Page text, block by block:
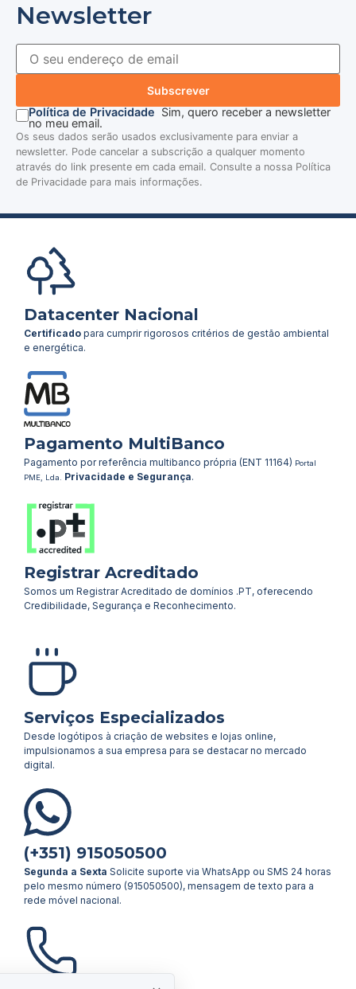
Newsletter
Subscrever
Política de Privacidade Sim, quero receber a newsletter
no meu email.
Os seus dados serão usados exclusivamente para enviar a
newsletter. Pode cancelar a subscrição a qualquer momento
através do link presente em cada email. Consulte a nossa Política
de Privacidade para mais informações.
Datacenter Nacional
Certificado para cumprir rigorosos critérios de gestão ambiental
e energética.
Pagamento MultiBanco
Pagamento por referência multibanco própria (ENT 11164) Portal
PME, Lda. Privacidade e Segurança.
Registrar Acreditado
Somos um Registrar Acreditado de domínios .PT, oferecendo
Credibilidade, Segurança e Reconhecimento.
Serviços Especializados
Desde logótipos à criação de websites e lojas online,
impulsionamos a sua empresa para se destacar no mercado
digital.
(+351) 915050500
Segunda a Sexta Solicite suporte via WhatsApp ou SMS 24 horas
pelo mesmo número (915050500), mensagem de texto para a
rede móvel nacional.